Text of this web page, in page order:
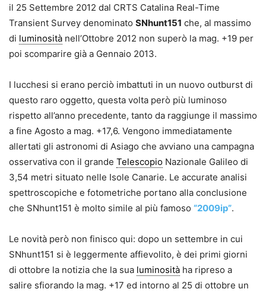
il 25 Settembre 2012 dal CRTS Catalina Real-Time
Transient Survey denominato SNhunt151 che, al massimo
di luminosità nell’Ottobre 2012 non superò la mag. +19 per
poi scomparire già a Gennaio 2013.
I lucchesi si erano perciò imbattuti in un nuovo outburst di
questo raro oggetto, questa volta però più luminoso
rispetto all’anno precedente, tanto da raggiunge il massimo
a fine Agosto a mag. +17,6. Vengono immediatamente
allertati gli astronomi di Asiago che avviano una campagna
osservativa con il grande Telescopio Nazionale Galileo di
3,54 metri situato nelle Isole Canarie. Le accurate analisi
spettroscopiche e fotometriche portano alla conclusione
che SNhunt151 è molto simile al più famoso “2009ip”.
Le novità però non finisco qui: dopo un settembre in cui
SNhunt151 si è leggermente affievolito, è dei primi giorni
di ottobre la notizia che la sua luminosità ha ripreso a
salire sfiorando la mag. +17 ed intorno al 25 di ottobre un